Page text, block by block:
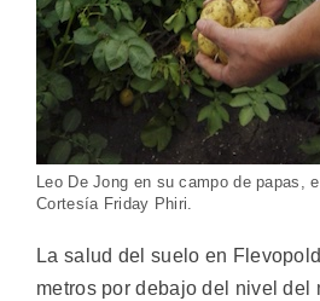
Leo De Jong en su campo de papas,
Cortesía Friday Phiri.
La salud del suelo en
metros por debajo del nivel del